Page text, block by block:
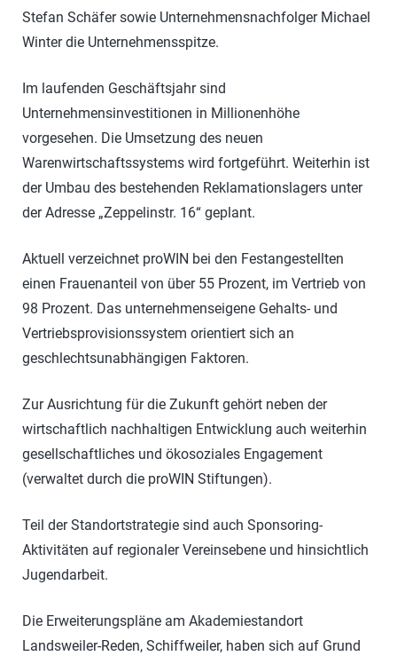
Stefan Schäfer sowie Unternehmensnachfolger Michael
Winter die Unternehmensspitze.
Im laufenden Geschäftsjahr sind
Unternehmensinvestitionen in Millionenhöhe
vorgesehen. Die Umsetzung des neuen
Warenwirtschaftssystems wird fortgeführt. Weiterhin ist
der Umbau des bestehenden Reklamationslagers unter
der Adresse „Zeppelinstr. 16“ geplant.
Aktuell verzeichnet proWIN bei den Festangestellten
einen Frauenanteil von über 55 Prozent, im Vertrieb von
98 Prozent. Das unternehmenseigene Gehalts- und
Vertriebsprovisionssystem orientiert sich an
geschlechtsunabhängigen Faktoren.
Zur Ausrichtung für die Zukunft gehört neben der
wirtschaftlich nachhaltigen Entwicklung auch weiterhin
gesellschaftliches und ökosoziales Engagement
(verwaltet durch die proWIN Stiftungen).
Teil der Standortstrategie sind auch Sponsoring-
Aktivitäten auf regionaler Vereinsebene und hinsichtlich
Jugendarbeit.
Die Erweiterungspläne am Akademiestandort
Landsweiler-Reden, Schiffweiler, haben sich auf Grund